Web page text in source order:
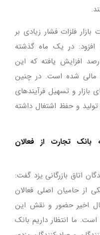
بازار فلزات فشار زیادی بر
در یک ماه گذشته
فلزات در بورس حدود ۶۰ درصد افزایش یافته که این
شده است. در چنین
بازار و تسهیل فرآیندهای
و حفظ اشتغال داشته
تجارت از فعالان
اتاق بازرگانی یزد گفت:
از حامیان اصلی فعالان
اخیر حضور و نقش این
ما انتظار داریم بانک